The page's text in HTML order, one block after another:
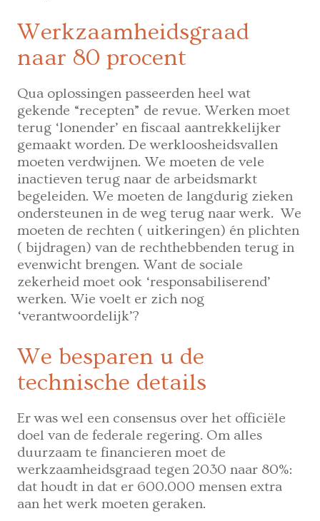
Werkzaamheidsgraad
naar 80 procent
Qua oplossingen passeerden heel wat
gekende “recepten” de revue. Werken moet
terug ‘lonender’ en fiscaal aantrekkelijker
gemaakt worden. De werkloosheidsvallen
moeten verdwijnen. We moeten de vele
inactieven terug naar de arbeidsmarkt
begeleiden. We moeten de langdurig zieken
ondersteunen in de weg terug naar werk. We
moeten de rechten ( uitkeringen) én plichten
( bijdragen) van de rechthebbenden terug in
evenwicht brengen. Want de sociale
zekerheid moet ook ‘responsabiliserend’
werken. Wie voelt er zich nog
‘verantwoordelijk’?
We besparen u de
technische details
Er was wel een consensus over het officiële
doel van de federale regering. Om alles
duurzaam te financieren moet de
werkzaamheidsgraad tegen 2030 naar 80%:
dat houdt in dat er 600.000 mensen extra
aan het werk moeten geraken.